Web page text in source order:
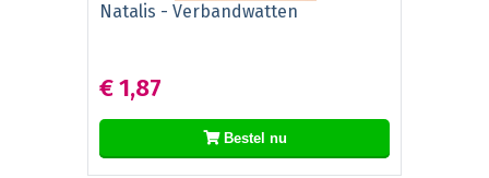
Natalis - Verbandwatten
€ 1,87
Bestel nu